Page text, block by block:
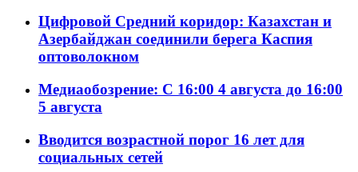
Цифровой Средний коридор: Казахстан и
Азербайджан соединили берега Каспия
оптоволокном
Медиаобозрение: С 16:00 4 августа до 16:00
5 августа
Вводится возрастной порог 16 лет для
социальных сетей